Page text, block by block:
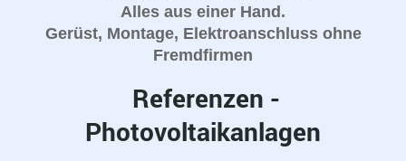
Alles aus einer Hand.
Gerüst, Montage, Elektroanschluss ohne
Fremdfirmen
Referenzen -
Photovoltaikanlagen